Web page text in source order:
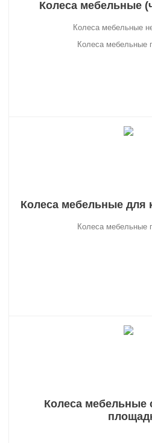
Колеса мебельные
Колеса мебельные
Колеса мебельные
Колеса мебельные для
Колеса мебельные
Колеса мебельные